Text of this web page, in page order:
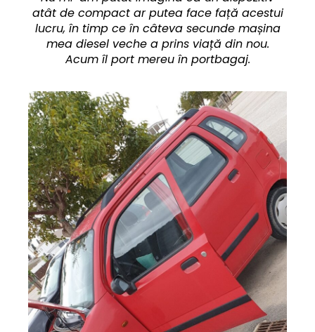
atât de compact ar putea face față acestui
lucru, în timp ce în câteva secunde mașina
mea diesel veche a prins viață din nou.
Acum îl port mereu în portbagaj.